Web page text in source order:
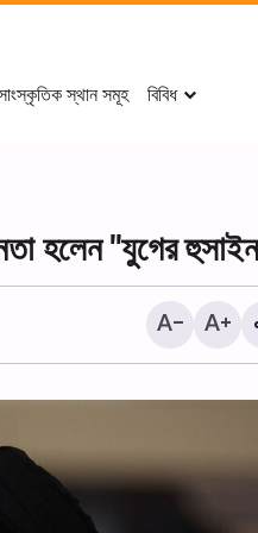
স্থান সমূহ বিবিধ
হলেন "যুগের
হুসাইনিয়াহ-তে আরবাইন শোকানুষ্ঠান